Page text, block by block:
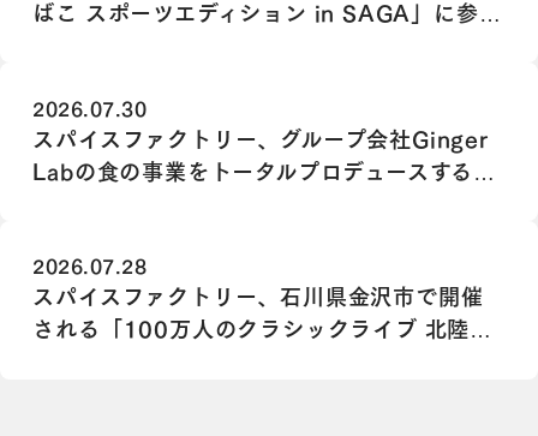
ばこ スポーツエディション in SAGA」に参
2026.07.30
スパイスファクトリー、グループ会社Ginger
Labの食の事業をトータルプロデュースする
2026.07.28
スパイスファクトリー、石川県金沢市で開催
される「100万人のクラシックライブ 北陸エ